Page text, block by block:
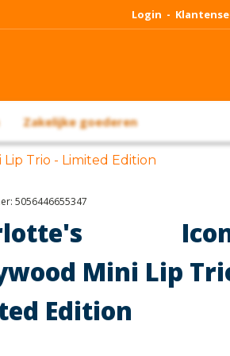
Login -
Zakelijke goederen
Trio - Limited Edition
5056446655347
Mini Lip
Edition